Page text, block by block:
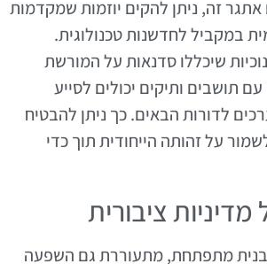
זה, ניתן להקים יוזמות שמקדמות
במקביל לחדשנות טכנולוגית.
שיכללו סדנאות על המורשת
תושבים ותיקים יכולים לסייע
לדורות הבאים. כך ניתן להבטיח
על זהותה הייחודית תוך כדי
ציבורית
מתפתחת, מתעוררת גם השפעה